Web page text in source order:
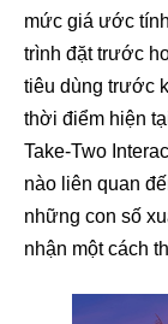
mức giá ước
trình đặt trước
tiêu dùng trước
thời điểm hiện
Take-Two
nào liên quan
những con số
nhận một cách